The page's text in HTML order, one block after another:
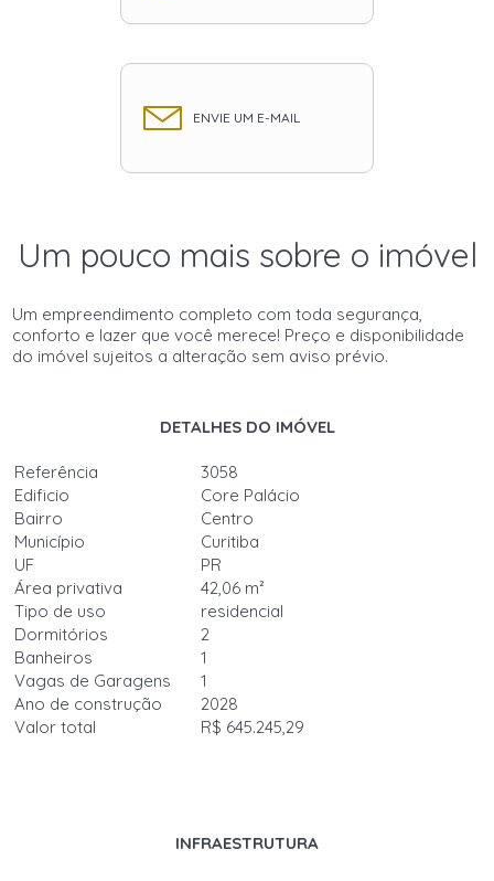
ENVIE UM E-MAIL
Um pouco mais sobre o imóvel
Um empreendimento completo com toda segurança,
conforto e lazer que você merece! Preço e disponibilidade
do imóvel sujeitos a alteração sem aviso prévio.
DETALHES DO IMÓVEL
Referência
3058
Edificio
Core Palácio
Bairro
Centro
Município
Curitiba
UF
PR
Área privativa
42,06 m²
Tipo de uso
residencial
Dormitórios
2
Banheiros
1
Vagas de Garagens
1
Ano de construção
2028
Valor total
R$ 645.245,29
INFRAESTRUTURA